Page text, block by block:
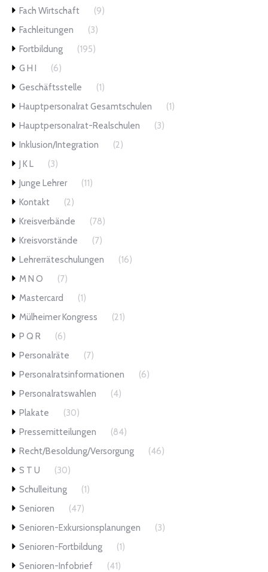
Fach Wirtschaft
(9)
Fachleitungen
(3)
Fortbildung
(195)
G H I
(6)
Geschäftsstelle
(1)
Hauptpersonalrat Gesamtschulen
(1)
Hauptpersonalrat-Realschulen
(3)
Inklusion/Integration
(2)
J K L
(3)
Junge Lehrer
(11)
Kontakt
(2)
Kreisverbände
(78)
Kreisvorstände
(7)
Lehrerräteschulungen
(16)
M N O
(7)
Mastercard
(1)
Mülheimer Kongress
(21)
P Q R
(6)
Personalräte
(7)
Personalratsinformationen
(6)
Personalratswahlen
(4)
Plakate
(30)
Pressemitteilungen
(84)
Recht/Besoldung/Versorgung
(46)
S T U
(30)
Schulleitung
(1)
Senioren
(47)
Senioren-Exkursionsplanungen
(3)
Senioren-Fortbildung
(1)
Senioren-Infobrief
(41)